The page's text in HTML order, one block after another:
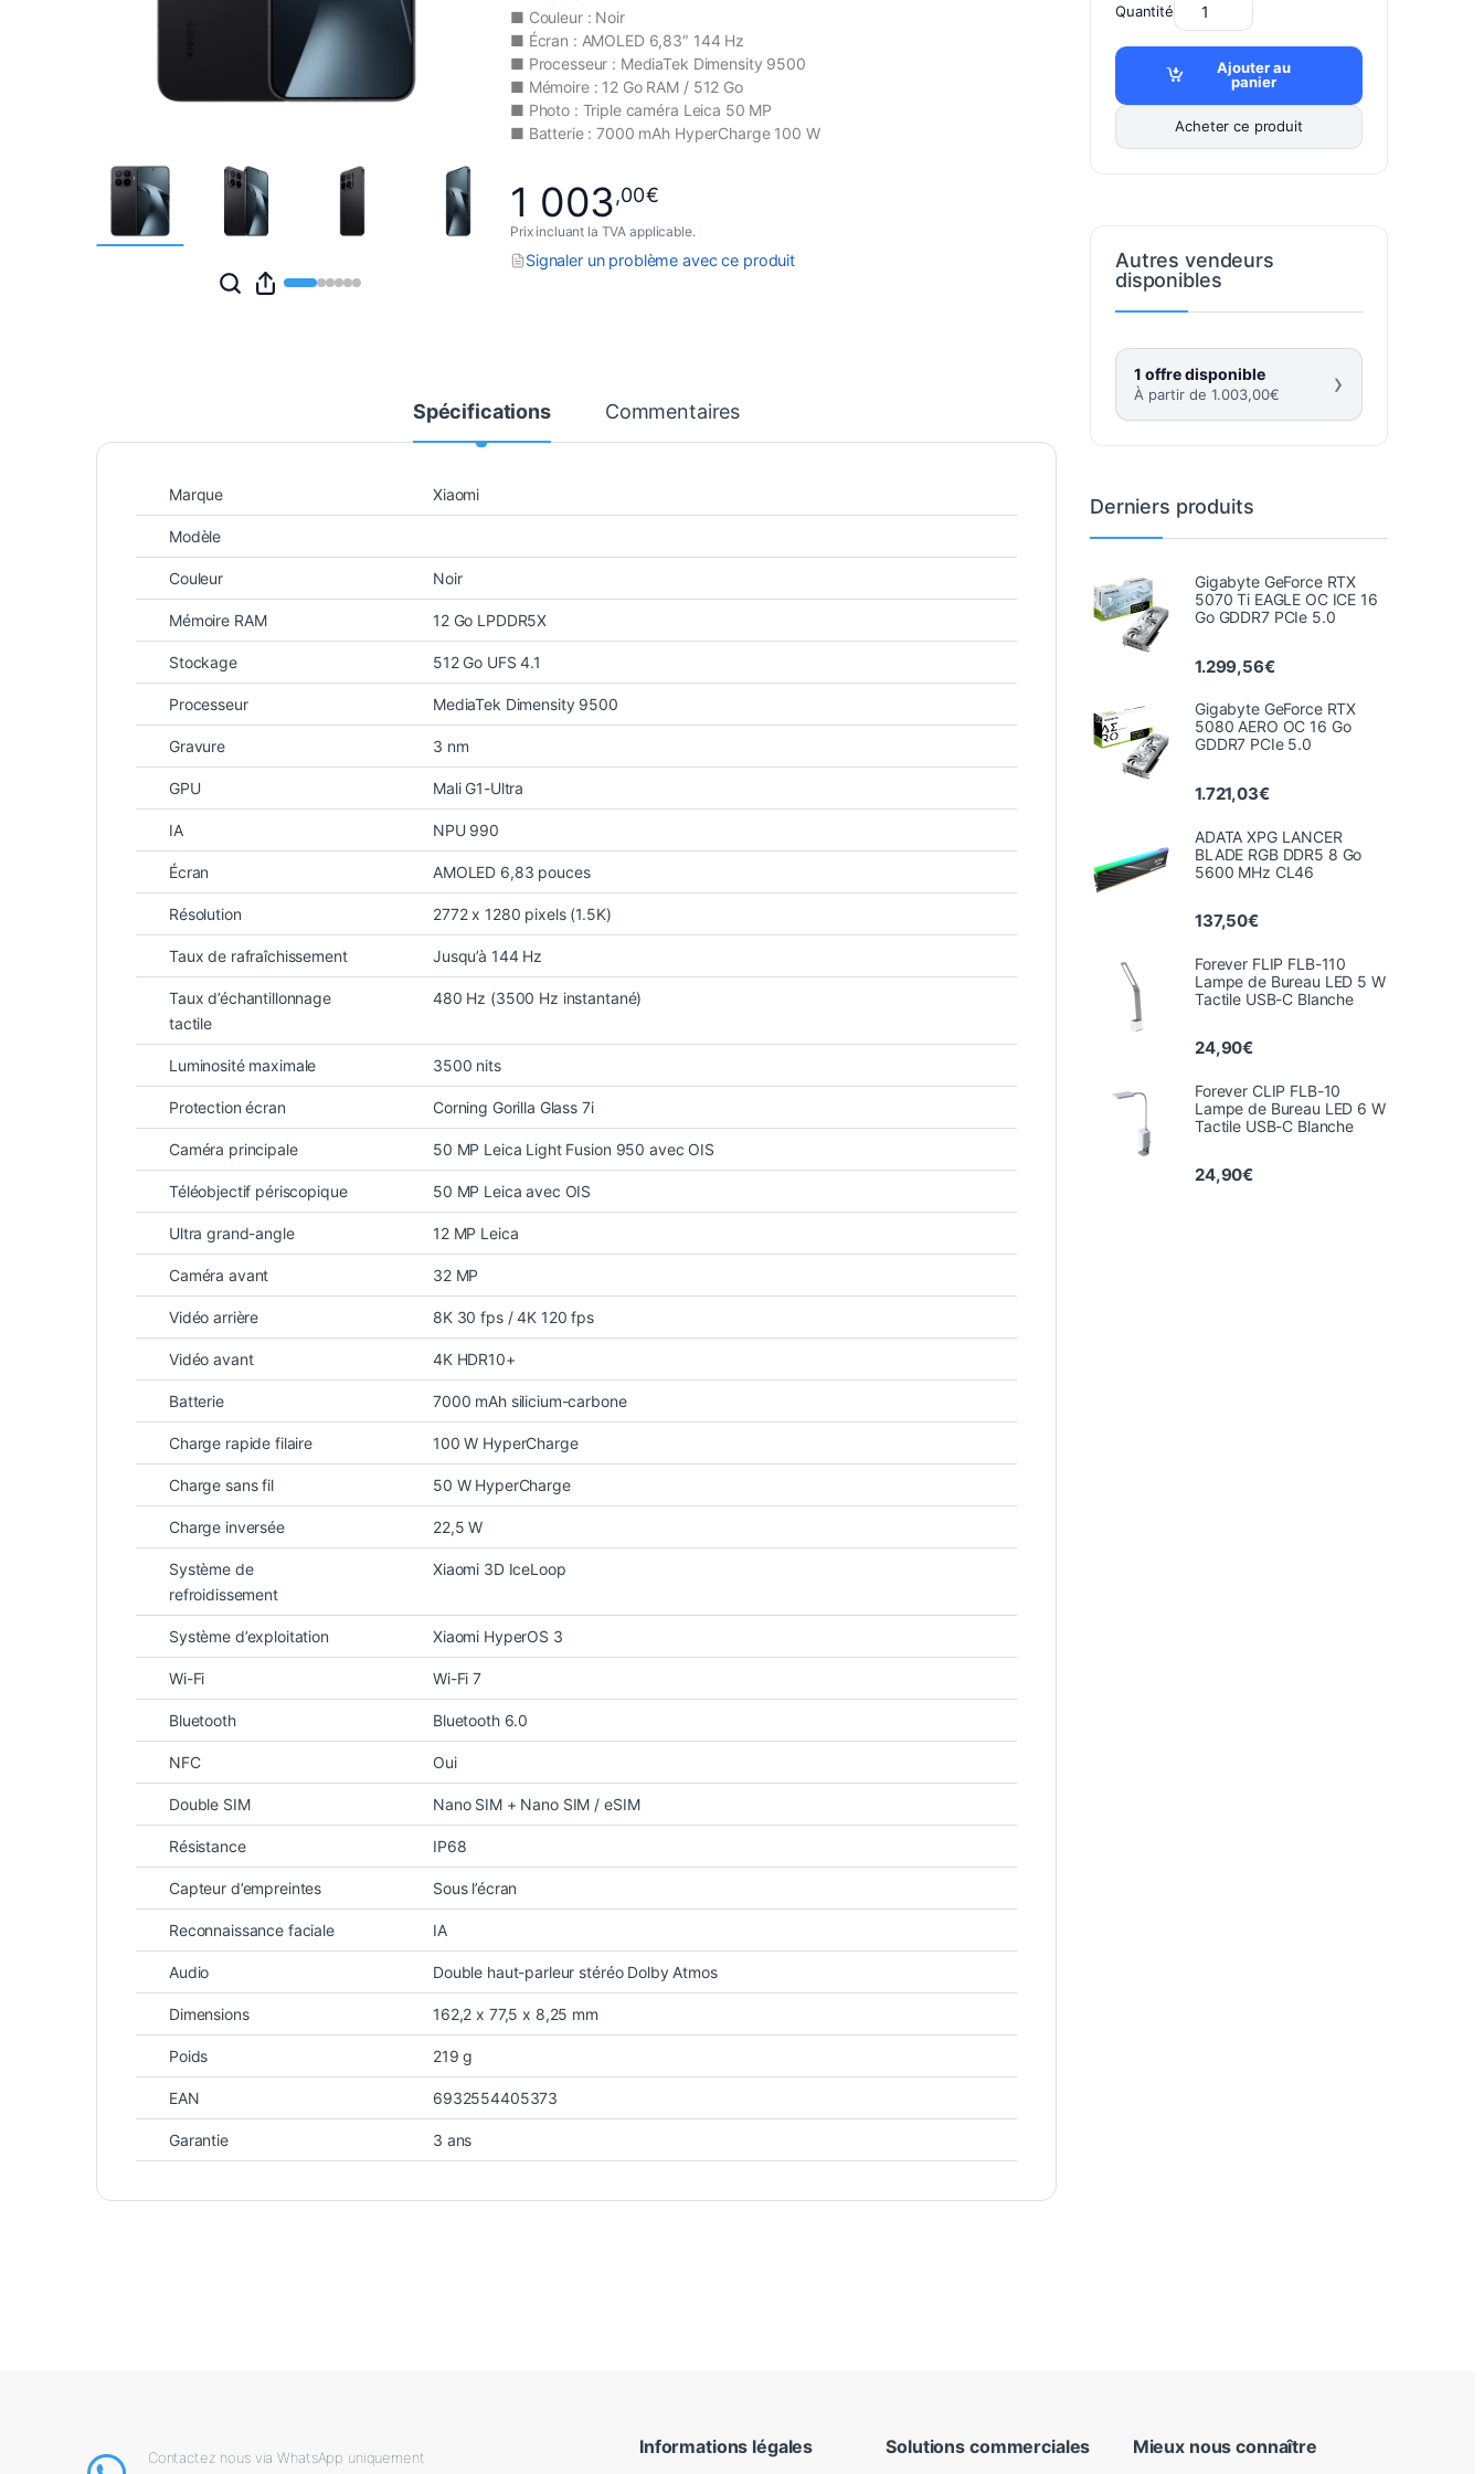
■ Couleur : Noir
■ Écran : AMOLED 6,83″ 144 Hz
■ Processeur : MediaTek Dimensity 9500
■ Mémoire : 12 Go RAM / 512 Go
■ Photo : Triple caméra Leica 50 MP
■ Batterie : 7000 mAh HyperCharge 100 W
1 003,00€
Prix incluant la TVA applicable.
Signaler un problème avec ce produit
Spécifications Commentaires
Marque Xiaomi
Modèle
Couleur Noir
Mémoire RAM 12 Go LPDDR5X
Stockage 512 Go UFS 4.1
Processeur MediaTek Dimensity 9500
Gravure 3 nm
GPU Mali G1-Ultra
IA NPU 990
Écran AMOLED 6,83 pouces
Résolution 2772 x 1280 pixels (1.5K)
Taux de rafraîchissement Jusqu’à 144 Hz
Taux d’échantillonnage
tactile
480 Hz (3500 Hz instantané)
Luminosité maximale 3500 nits
Protection écran Corning Gorilla Glass 7i
Caméra principale 50 MP Leica Light Fusion 950 avec OIS
Téléobjectif périscopique 50 MP Leica avec OIS
Ultra grand-angle 12 MP Leica
Caméra avant 32 MP
Vidéo arrière 8K 30 fps / 4K 120 fps
Vidéo avant 4K HDR10+
Batterie 7000 mAh silicium-carbone
Charge rapide filaire 100 W HyperCharge
Charge sans fil 50 W HyperCharge
Charge inversée 22,5 W
Système de
refroidissement
Xiaomi 3D IceLoop
Système d’exploitation Xiaomi HyperOS 3
Wi-Fi Wi-Fi 7
Bluetooth Bluetooth 6.0
NFC Oui
Double SIM Nano SIM + Nano SIM / eSIM
Résistance IP68
Capteur d’empreintes Sous l’écran
Reconnaissance faciale IA
Audio Double haut-parleur stéréo Dolby Atmos
Dimensions 162,2 x 77,5 x 8,25 mm
Poids 219 g
EAN 6932554405373
Garantie 3 ans
Quantité
Ajouter au
panier
Acheter ce produit
Autres vendeurs
disponibles
1 offre disponible
À partir de 1.003,00€ ›
Derniers produits
Gigabyte GeForce RTX
5070 Ti EAGLE OC ICE 16
Go GDDR7 PCIe 5.0
1.299,56€
Gigabyte GeForce RTX
5080 AERO OC 16 Go
GDDR7 PCIe 5.0
1.721,03€
ADATA XPG LANCER
BLADE RGB DDR5 8 Go
5600 MHz CL46
137,50€
Forever FLIP FLB-110
Lampe de Bureau LED 5 W
Tactile USB-C Blanche
24,90€
Forever CLIP FLB-10
Lampe de Bureau LED 6 W
Tactile USB-C Blanche
24,90€
Contactez nous via WhatsApp uniquement Informations légales Solutions commerciales Mieux nous connaître